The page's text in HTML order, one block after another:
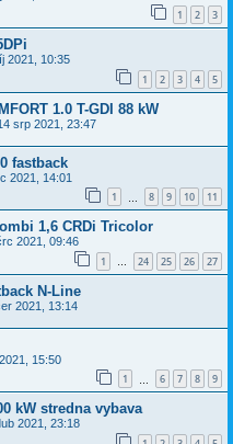
1 2 3
2021, 10:35
1 2 3 4 5
1.0 T-GDI 88 kW
srp 2021, 23:47
fastback
2021, 14:01
1 8 9 10 11
1,6 CRDi Tricolor
2021, 09:46
1 … 24 25 26 27
N-Line
2021, 13:14
15:50
1 6 7 8 9
kW stredna vybava
2021, 23:18